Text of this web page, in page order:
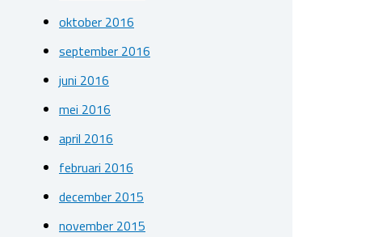
oktober 2016
september 2016
juni 2016
mei 2016
april 2016
februari 2016
december 2015
november 2015